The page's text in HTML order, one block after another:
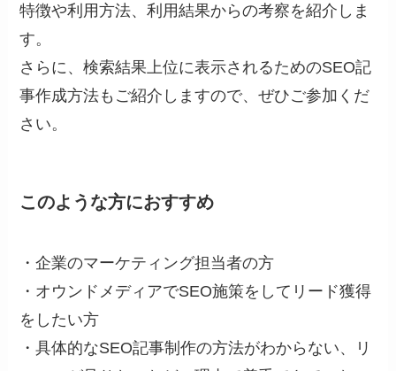
特徴や利用方法、利用結果からの考察を紹介しま
す。
さらに、検索結果上位に表示されるためのSEO記
事作成方法もご紹介しますので、ぜひご参加くだ
さい。
このような方におすすめ
・企業のマーケティング担当者の方
・オウンドメディアでSEO施策をしてリード獲得
をしたい方
・具体的なSEO記事制作の方法がわからない、リ